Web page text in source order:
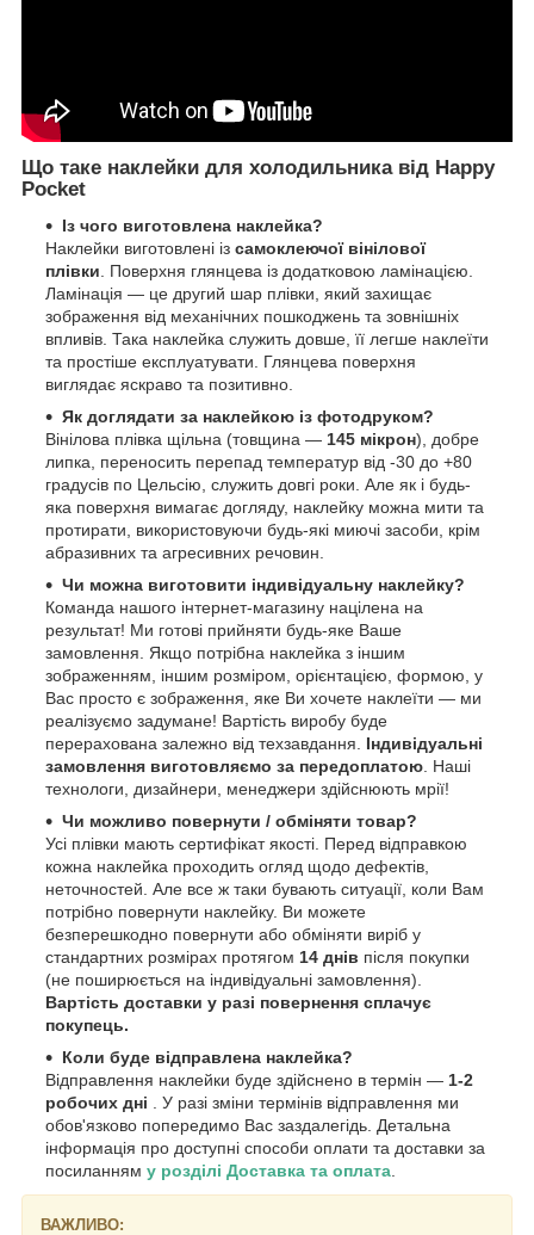
Що таке наклейки для холодильника від Happy
Pocket
Із чого виготовлена наклейка?
Наклейки виготовлені із самоклеючої вінілової
плівки . Поверхня глянцева із додатковою ламінацією.
Ламінація — це другий шар плівки, який захищає
зображення від механічних пошкоджень та зовнішніх
впливів. Така наклейка служить довше, її легше наклеїти
та простіше експлуатувати. Глянцева поверхня
виглядає яскраво та позитивно.
Як доглядати за наклейкою із фотодруком?
Вінілова плівка щільна (товщина — 145 мікрон), добре
липка, переносить перепад температур від -30 до +80
градусів по Цельсію, служить довгі роки. Але як і будь-
яка поверхня вимагає догляду, наклейку можна мити та
протирати, використовуючи будь-які миючі засоби, крім
абразивних та агресивних речовин.
Чи можна виготовити індивідуальну наклейку?
Команда нашого інтернет-магазину націлена на
результат! Ми готові прийняти будь-яке Ваше
замовлення. Якщо потрібна наклейка з іншим
зображенням, іншим розміром, орієнтацією, формою, у
Вас просто є зображення, яке Ви хочете наклеїти — ми
реалізуємо задумане! Вартість виробу буде
перерахована залежно від техзавдання. Індивідуальні
замовлення виготовляємо за передоплатою . Наші
технологи, дизайнери, менеджери здійснюють мрії!
Чи можливо повернути / обміняти товар?
Усі плівки мають сертифікат якості. Перед відправкою
кожна наклейка проходить огляд щодо дефектів,
неточностей. Але все ж таки бувають ситуації, коли Вам
потрібно повернути наклейку. Ви можете
безперешкодно повернути або обміняти виріб у
стандартних розмірах протягом 14 днів після покупки
(не поширюється на індивідуальні замовлення).
Вартість доставки у разі повернення сплачує
покупець.
Коли буде відправлена наклейка?
Відправлення наклейки буде здійснено в термін — 1-2
робочих дні . У разі зміни термінів відправлення ми
обов'язково попередимо Вас заздалегідь. Детальна
інформація про доступні способи оплати та доставки за
посиланням у розділі Доставка та оплата
ВАЖЛИВО: